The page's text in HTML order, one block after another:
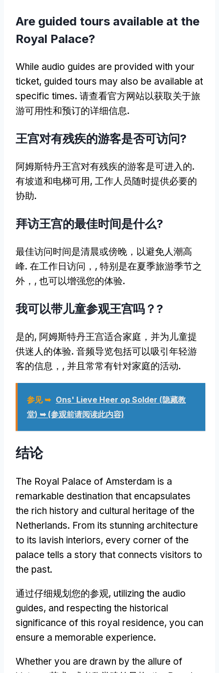
Are guided tours available at the
Royal Palace?
While audio guides are provided with your
ticket, guided tours may also be available at
specific times. 请查看官方网站以获取关于旅
游可用性和预订的详细信息.
王宫对有残疾的游客是否可访问?
阿姆斯特丹王宫对有残疾的游客是可进入的.
有坡道和电梯可用, 工作人员随时提供必要的
协助.
拜访王宫的最佳时间是什么?
最佳访问时间是清晨或傍晚，以避免人潮高
峰. 在工作日访问，, 特别是在夏季旅游季节之
外，, 也可以增强您的体验.
我可以带儿童参观王宫吗？?
是的, 阿姆斯特丹王宫适合家庭，并为儿童提
供迷人的体验. 音频导览包括可以吸引年轻游
客的信息，, 并且常常有针对家庭的活动.
参见 ➥ Ons' Lieve Heer op Solder (隐藏教
堂) ➥ (参观前请阅读此内容)
结论
The Royal Palace of Amsterdam is a
remarkable destination that encapsulates
the rich history and cultural heritage of the
Netherlands. From its stunning architecture
to its lavish interiors, every corner of the
palace tells a story that connects visitors to
the past.
通过仔细规划您的参观, utilizing the audio
guides, and respecting the historical
significance of this royal residence, you can
ensure a memorable experience.
Whether you are drawn by the allure of